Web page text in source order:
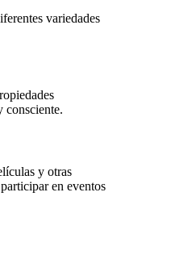
variedades
consciente.
y otras
en eventos